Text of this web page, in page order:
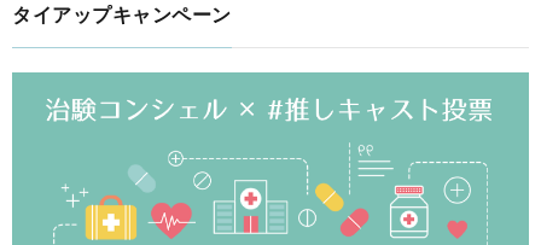
タイアップキャンペーン